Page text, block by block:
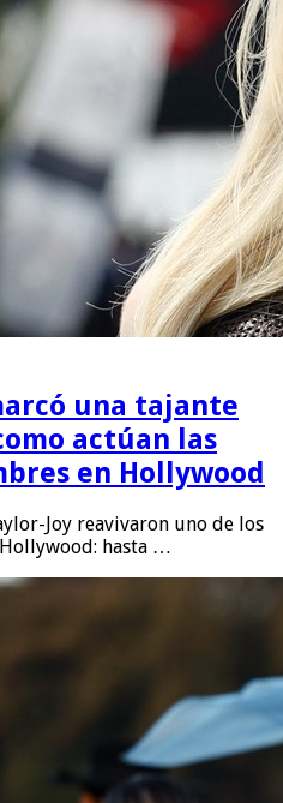
una tajante
actúan las
en Hollywood
Joy reavivaron uno de los
hasta …